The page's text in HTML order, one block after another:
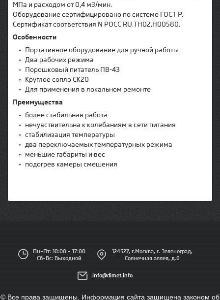
МПа и расходом от 0,4 м3/мин.
Оборудование сертифицировано по системе ГОСТ Р.
Сертификат соответствия N РОСС RU.ТН02.Н00580.
Особенности
• Портативное оборудование для ручной работы
• Два рабочих режима
• Порошковый питатель ПВ-43
• Круглое сопло СК20
• Для применения в локальном ремонте
Преимущества
• более стабильная работа
• нечувствительна к колебаниям в сети питания
• стабилизация температуры
• два переключаемых температурных режима
• меньшие габариты и вес
• подогрев камеры смешения
Пн–Пт: 10:00 – 17:00
Сб–Вс: Выходной
124527, г.Москва, г. Зеленоград,
Солнечная аллея, д.6
info@dimet.info
© Все права защищены. Информация сайта защищена законом об